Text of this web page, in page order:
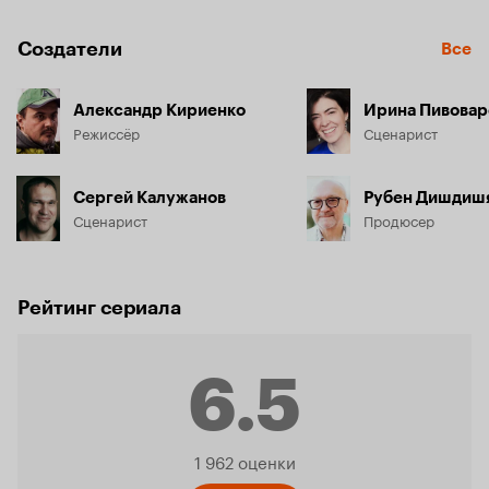
Создатели Все
Александр Кириенко
Режиссёр
Сергей Калужанов
Сценарист
Ирина
Сценарист
Рубен
Продюсер
Рейтинг сериала
6.5
Рейтинг
1 962 оценки